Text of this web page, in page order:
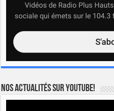
Nos actualités sur YOUTUBE!